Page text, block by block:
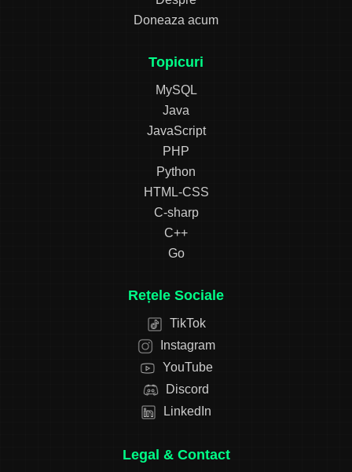
Doneaza acum
Topicuri
MySQL
Java
JavaScript
PHP
Python
HTML-CSS
C-sharp
C++
Go
Rețele Sociale
TikTok
Instagram
YouTube
Discord
LinkedIn
Legal & Contact